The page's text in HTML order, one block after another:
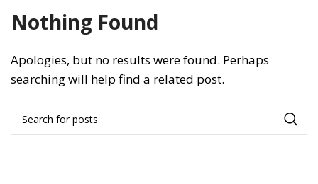
Nothing Found
Apologies, but no results were found. Perhaps
searching will help find a related post.